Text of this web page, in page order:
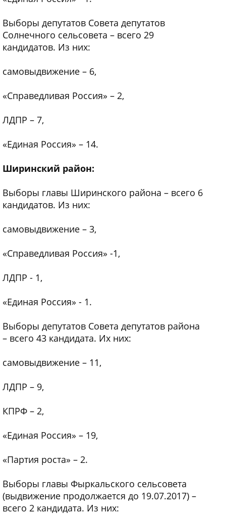
Выборы депутатов Совета депутатов
Солнечного сельсовета – всего 29
кандидатов. Из них:
самовыдвижение – 6,
«Справедливая Россия» – 2,
ЛДПР – 7,
«Единая Россия» – 14.
Ширинский район:
Выборы главы Ширинского района – всего 6
кандидатов. Из них:
самовыдвижение – 3,
«Справедливая Россия» -1,
ЛДПР - 1,
«Единая Россия» - 1.
Выборы депутатов Совета депутатов района
– всего 43 кандидата. Их них:
самовыдвижение – 11,
ЛДПР – 9,
КПРФ – 2,
«Единая Россия» – 19,
«Партия роста» – 2.
Выборы главы Фыркальского сельсовета
(выдвижение продолжается до 19.07.2017) –
всего 2 кандидата. Из них: